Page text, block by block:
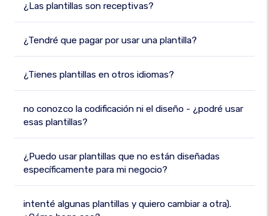
¿Las plantillas son receptivas?
¿Tendré que pagar por usar una plantilla?
¿Tienes plantillas en otros idiomas?
no conozco la codificación ni el diseño - ¿podré usar
esas plantillas?
¿Puedo usar plantillas que no están diseñadas
específicamente para mi negocio?
intenté algunas plantillas y quiero cambiar a otra).